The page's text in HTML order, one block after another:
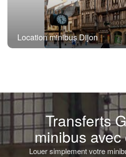
Location minibus Dijon
Transferts
minibus
Louer simplement votre